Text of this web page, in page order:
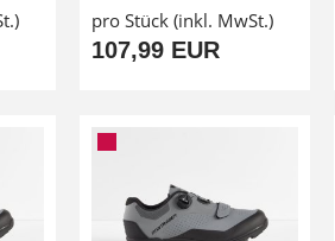
pro Stück (inkl. MwSt.)
107,99 EUR